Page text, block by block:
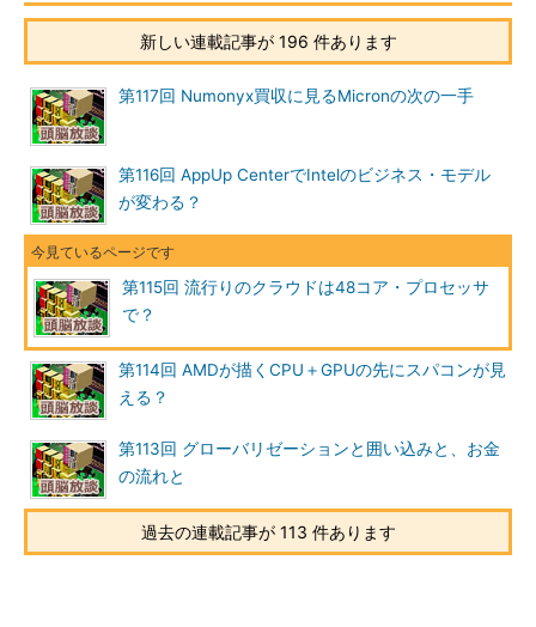
なる。6コア、8コアといわれると、そろそろ限界が見えてくるの
ではないかという感じである。
応用はGoogleを参考に？
それを乗り越えるためにどうしたらよいか。周波数に頼れなく
なったいま、考えられることは1つである。並列度を上げるしか
ない。前回のAMDの場合は、「ヘテロなマルチ」の方向で、も
ともと並列度の非常に高いGPUという「異物」をCPUとジョイン
トさせることで、並列度を格段に上げようとしていた。当然、ハ
ードウェアは機能で分化してくる。一方、Intelが目指しているの
は「クラウド」である。たとえ同じコアを並べたとしても、「ク
ラウド」となるとやはり機能でコアの役割も分化してくるはずと
いわなければならない。しかし、これは役割の分化であって、ハ
ードウェアそのものに「異物」はいらないのかもしれない。
まだ、Intelのこのチップを使った応用自体は分からないので、
「クラウド」の代表選手というべきGoogleのシステムを参考に
考えればよいだろう。Googleなど、マスタとチャンク・サー
バ、マスタとタブレット・サーバといった具合にそれぞれの処理
階層で役割は分化してハードウェアに割り付けられているよう
新しい連載記事が 196 件あります
第117回 Numonyx買収に見るMicronの次の一手
第116回 AppUp CenterでIntelのビジネス・モデル
が変わる？
第115回 流行りのクラウドは48コア・プロセッサ
で？
第114回 AMDが描くCPU＋GPUの先にスパコンが見
える？
第113回 グローバリゼーションと囲い込みと、お金
の流れと
過去の連載記事が 113 件あります